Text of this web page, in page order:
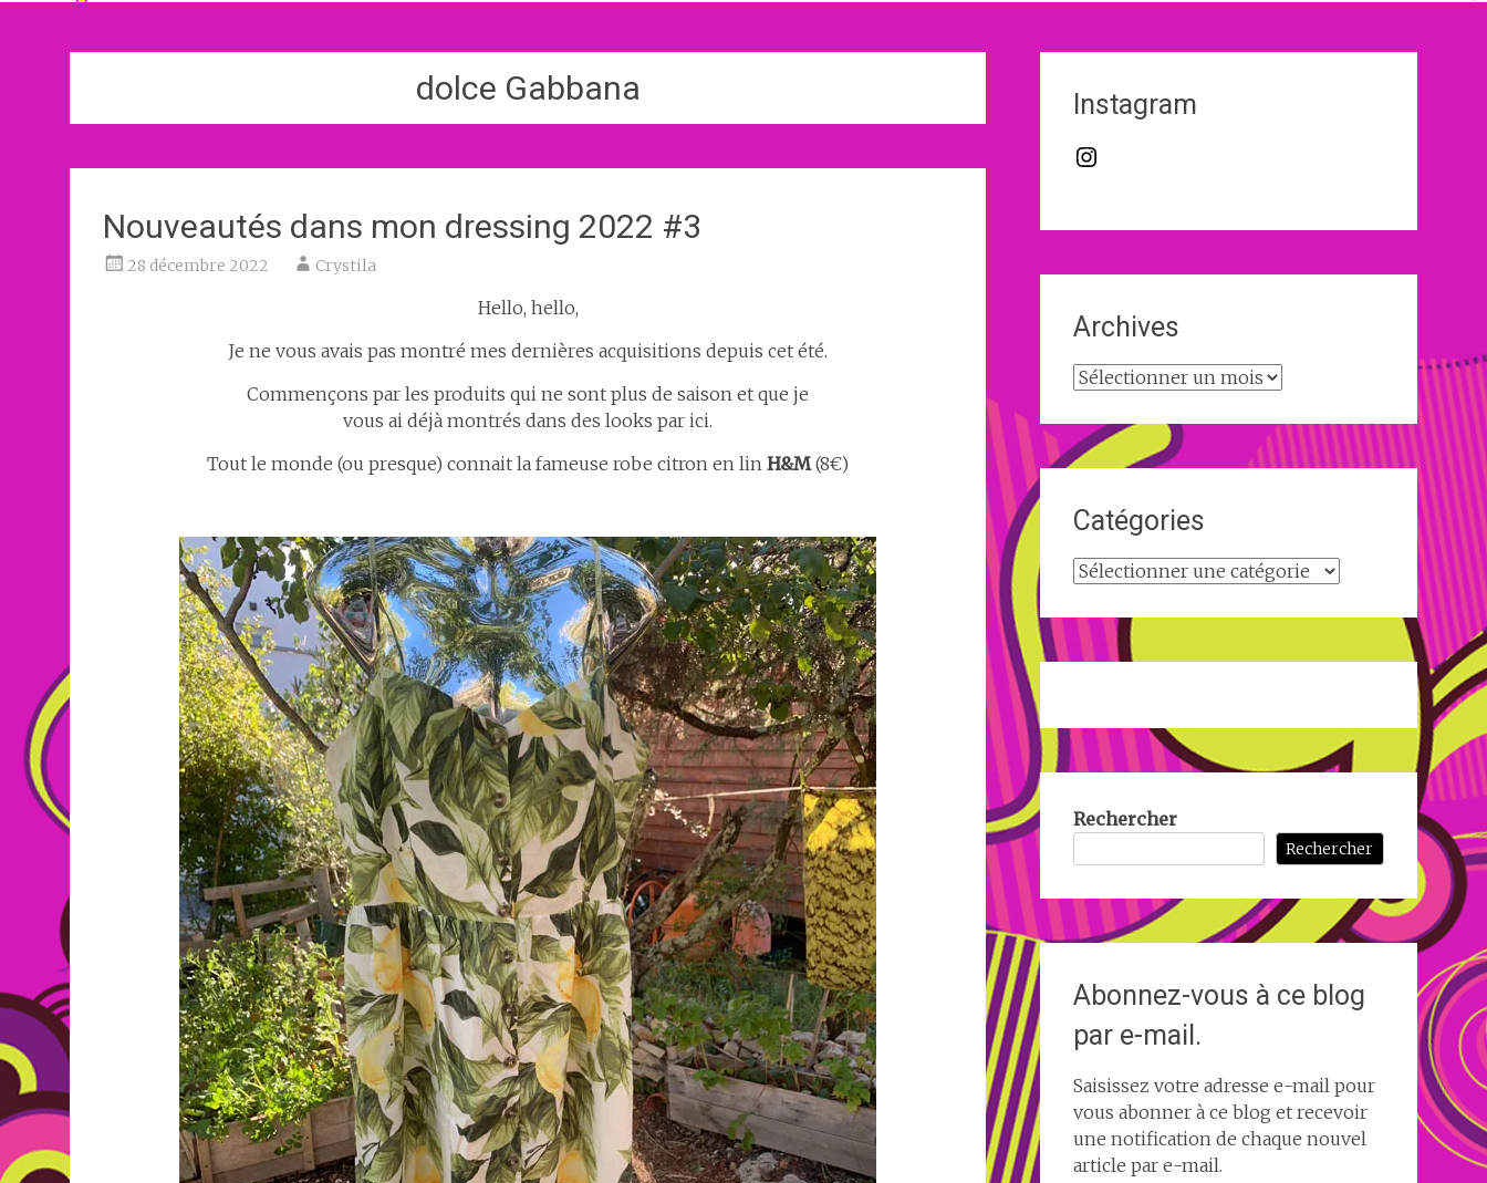
dolce Gabbana
Nouveautés dans mon dressing 2022 #3
28 décembre 2022 Crystila
Hello, hello,
Je ne vous avais pas montré mes dernières acquisitions depuis cet été.
Commençons par les produits qui ne sont plus de saison et que je
vous ai déjà montrés dans des looks par ici.
Tout le monde (ou presque) connait la fameuse robe citron en linH&M(8€)
Instagram
Instagram
Archives
Archives
Catégories
Catégories
Rechercher
Rechercher
Abonnez-vous à ce blog
par e-mail.
Saisissez votre adresse e-mail pour
vous abonner à ce blog et recevoir
une notification de chaque nouvel
article par e-mail.